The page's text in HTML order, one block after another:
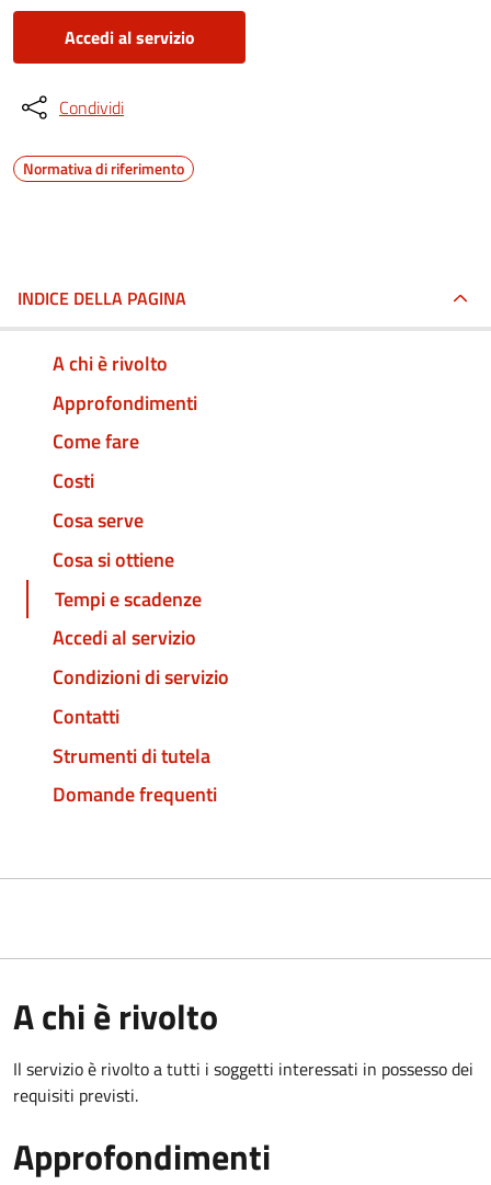
Accedi al servizio
Condividi
Normativa di riferimento
INDICE DELLA PAGINA
A chi è rivolto
Approfondimenti
Come fare
Costi
Cosa serve
Cosa si ottiene
Tempi e scadenze
Accedi al servizio
Condizioni di servizio
Contatti
Strumenti di tutela
Domande frequenti
A chi è rivolto
Il servizio è rivolto a tutti i soggetti interessati in possesso dei
requisiti previsti.
Approfondimenti